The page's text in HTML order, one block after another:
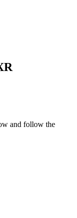
and follow the